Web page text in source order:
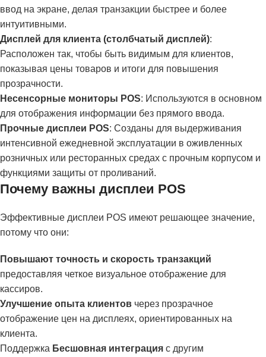
ввод на экране, делая транзакции быстрее и более
интуитивными.
Дисплей для клиента (столбчатый дисплей):
Расположен так, чтобы быть видимым для клиентов,
показывая цены товаров и итоги для повышения
прозрачности.
Несенсорные мониторы POS: Используются в основном
для отображения информации без прямого ввода.
Прочные дисплеи POS: Созданы для выдерживания
интенсивной ежедневной эксплуатации в оживленных
розничных или ресторанных средах с прочным корпусом и
функциями защиты от проливаний.
Почему важны дисплеи POS
Эффективные дисплеи POS имеют решающее значение,
потому что они:
Повышают точность и скорость транзакций
предоставляя четкое визуальное отображение для
кассиров.
Улучшение опыта клиентов через прозрачное
отображение цен на дисплеях, ориентированных на
клиента.
Поддержка Бесшовная интеграция с другим